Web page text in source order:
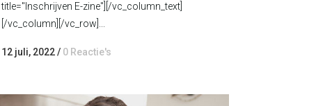
title="Inschrijven E-zine"][/vc_column_text]
[/vc_column][/vc_row]...
12 juli, 2022/ 0 Reactie's